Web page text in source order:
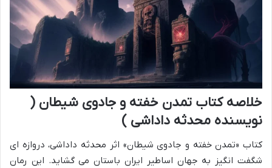
خلاصه کتاب تمدن خفته و جادوی شیطان (
نویسنده محدثه داداشی )
کتاب «تمدن خفته و جادوی شیطان» اثر محدثه داداشی، دروازه ای
شگفت انگیز به جهان اساطیر ایران باستان می گشاید. این رمان